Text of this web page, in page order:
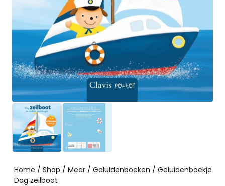
Home / Shop / Meer / Geluidenboeken / Geluidenboekje
Dag zeilboot